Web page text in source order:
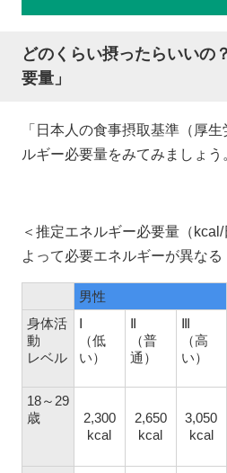
どのくらい摂ったらいいの
要量」
「日本人の食事摂取基準（厚
ルギー必要量をみてみましょう
＜推定エネルギー必要量（
よって必要エネルギーが異なる
男性
身体活
動
レベル
Ⅰ
（低
い）
Ⅱ
（普
通）
Ⅲ
（高
い）
18～29
歳
2,300
kcal
2,650
kcal
3,050
kcal